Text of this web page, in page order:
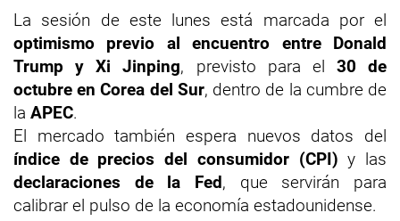
La sesión de este lunes está marcada por el
optimismo previo al encuentro entre Donald
Trump y Xi Jinping, previsto para el 30 de
octubre en Corea del Sur, dentro de la cumbre de
la APEC.
El mercado también espera nuevos datos del
índice de precios del consumidor (CPI) y las
declaraciones de la Fed, que servirán para
calibrar el pulso de la economía estadounidense.